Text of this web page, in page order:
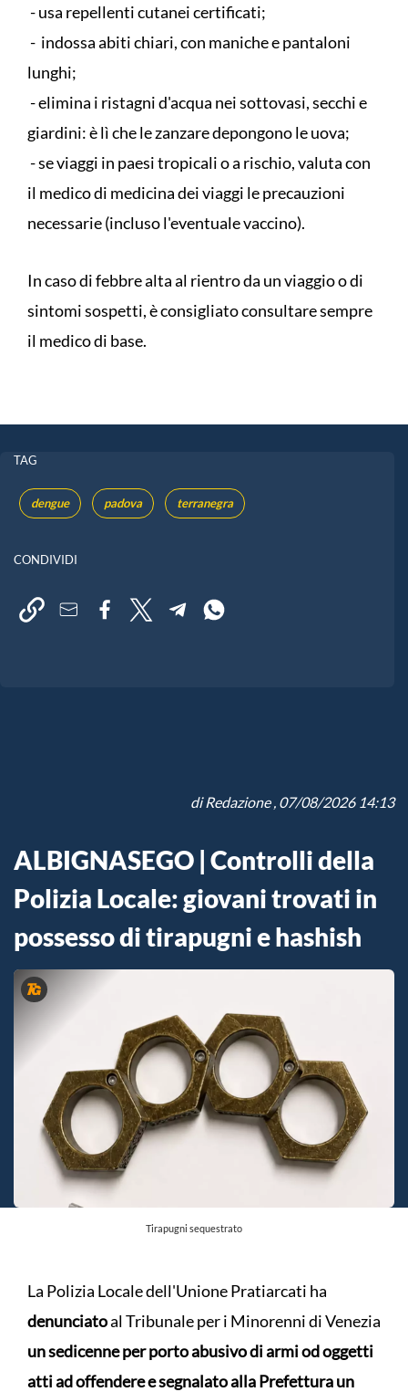
- usa repellenti cutanei certificati;
- indossa abiti chiari, con maniche e pantaloni
lunghi;
- elimina i ristagni d'acqua nei sottovasi, secchi e
giardini: è lì che le zanzare depongono le uova;
- se viaggi in paesi tropicali o a rischio, valuta con
il medico di medicina dei viaggi le precauzioni
necessarie (incluso l'eventuale vaccino).
​In caso di febbre alta al rientro da un viaggio o di
sintomi sospetti, è consigliato consultare sempre
il medico di base.
TAG
dengue padova terranegra
CONDIVIDI
diRedazione, 07/08/2026 14:13
ALBIGNASEGO | Controlli della
Polizia Locale: giovani trovati in
possesso di tirapugni e hashish
Tirapugni sequestrato
La Polizia Locale dell'Unione Pratiarcati ha
denunciatoal Tribunale per i Minorenni di Venezia
un sedicenne per porto abusivo di armi od oggetti
atti ad offendere e segnalato alla Prefettura un